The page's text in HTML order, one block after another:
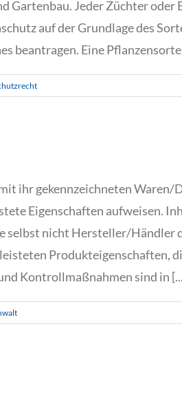
Jeder Züchter oder
auf der Grundlage des
beantragen. Eine Pflanzensorte
ihr gekennzeichneten
Eigenschaften aufweisen.
selbst nicht Hersteller/Händler
Produkteigenschaften,
Kontrollmaßnahmen sind in